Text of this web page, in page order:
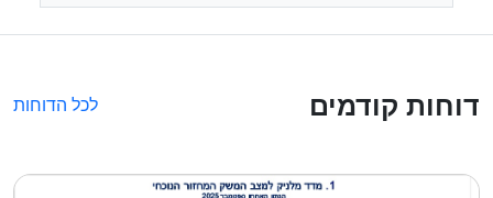
דוחות קודמים לכל הדוחות